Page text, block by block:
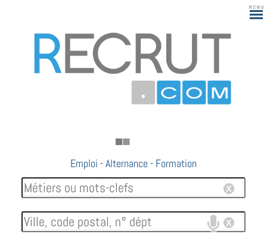
Emploi -Alternance - Formation